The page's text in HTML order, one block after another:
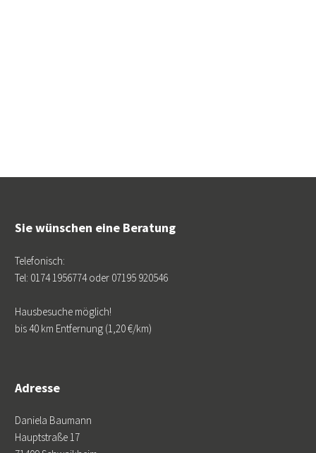
Sie wünschen eine Beratung
Telefonisch:
Tel: 0174 1956774 oder 07195 920546
Hausbesuche möglich!
bis 40 km Entfernung (1,20 €/km)
Adresse
Daniela Baumann
Hauptstraße 17